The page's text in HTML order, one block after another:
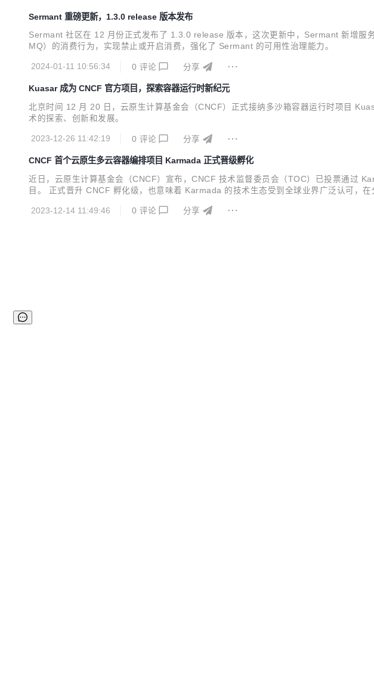
Sermant 重磅更新，1.3.0 release 版本发布
Sermant 社区在 12 月份正式发布了 1.3.0 release 版本，这次更新中，Sermant 新增服
MQ）的消费行为，实现禁止或开启消费，强化了 Sermant 的可用性治理能力。
2024-01-11 10:56:34 0 评论 分享
Kuasar 成为 CNCF 官方项目，探索容器运行时新纪元
北京时间 12 月 20 日，云原生计算基金会（CNCF）正式接纳多沙箱容器运行时项目
术的探索、创新和发展。
2023-12-26 11:42:19 0 评论 分享
CNCF 首个云原生多云容器编排项目 Karmada 正式晋级孵化
近日，云原生计算基金会（CNCF）宣布，CNCF 技术监督委员会（TOC）已投票通过
目。 正式晋升 CNCF 孵化级，也意味着 Karmada 的技术生态受到全球业界广泛认可，在
2023-12-14 11:49:46 0 评论 分享